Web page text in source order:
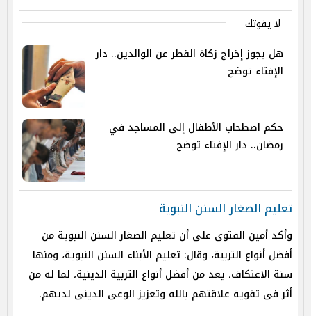
لا يفوتك
هل يجوز إخراج زكاة الفطر عن الوالدين.. دار
الإفتاء توضح
حكم اصطحاب الأطفال إلى المساجد في
رمضان.. دار الإفتاء توضح
تعليم الصغار السنن النبوية
وأكد أمين الفتوى على أن تعليم الصغار السنن النبوية من
أفضل أنواع التربية، وقال: تعليم الأبناء السنن النبوية، ومنها
سنة الاعتكاف، يعد من أفضل أنواع التربية الدينية، لما له من
أثر فى تقوية علاقتهم بالله وتعزيز الوعى الدينى لديهم.